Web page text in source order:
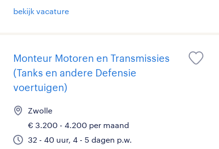
bekijk vacature
Monteur Motoren en Transmissies
(Tanks en andere Defensie
voertuigen)
Zwolle
€ 3.200 - 4.200 per maand
32 - 40 uur, 4 - 5 dagen p.w.